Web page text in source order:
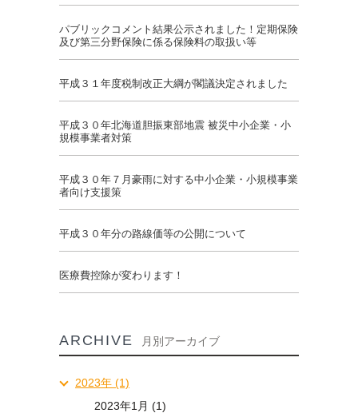
パブリックコメント結果公示されました！定期保険
及び第三分野保険に係る保険料の取扱い等
平成３１年度税制改正大綱が閣議決定されました
平成３０年北海道胆振東部地震 被災中小企業・小
規模事業者対策
平成３０年７月豪雨に対する中小企業・小規模事業
者向け支援策
平成３０年分の路線価等の公開について
医療費控除が変わります！
ARCHIVE 月別アーカイブ
2023年 (1)
2023年1月 (1)